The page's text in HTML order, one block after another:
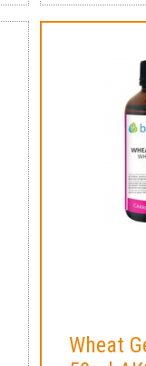
Wheat